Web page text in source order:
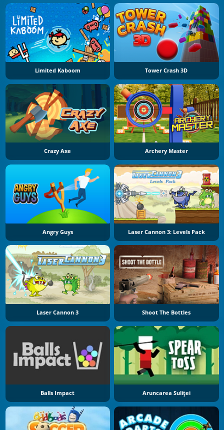
Limited Kaboom Tower Crash 3D
Crazy Axe Archery Master
Angry Guys Laser Cannon 3: Levels Pack
Laser Cannon 3 Shoot The Bottles
Balls Impact Aruncarea Suliței